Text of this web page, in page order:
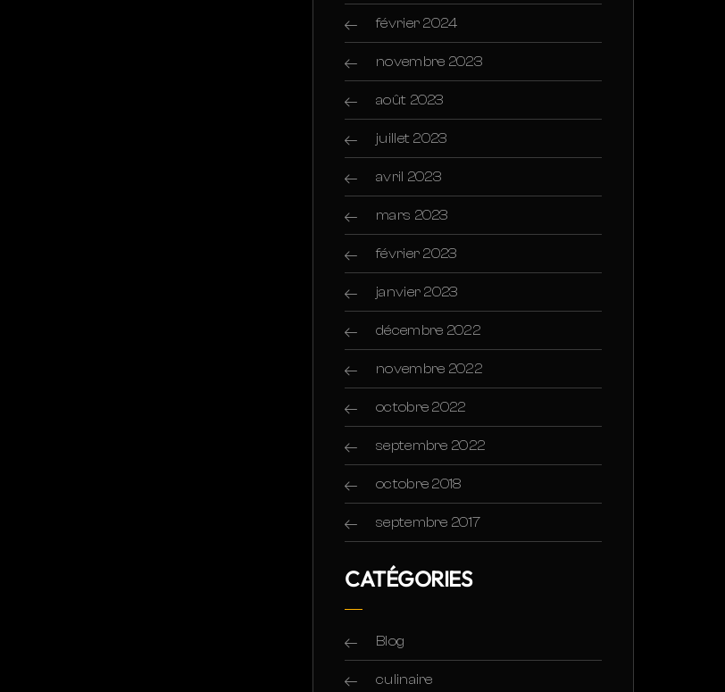
février 2024
novembre 2023
août 2023
juillet 2023
avril 2023
mars 2023
février 2023
janvier 2023
décembre 2022
novembre 2022
octobre 2022
septembre 2022
octobre 2018
septembre 2017
CATÉGORIES
Blog
culinaire